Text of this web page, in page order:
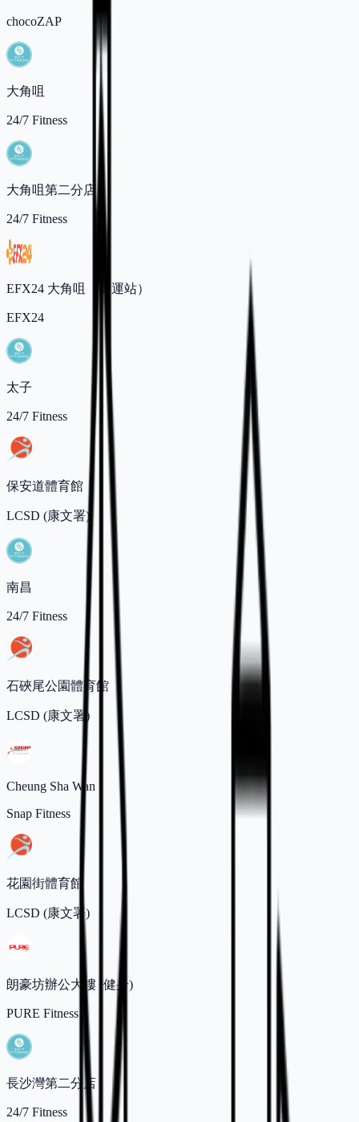
chocoZAP
大角咀
24/7 Fitness
大角咀第二分店
24/7 Fitness
EFX24 大角咀（奧運站）
EFX24
太子
24/7 Fitness
保安道體育館
LCSD (康文署)
南昌
24/7 Fitness
石硤尾公園體育館
LCSD (康文署)
Cheung Sha Wan
Snap Fitness
花園街體育館
LCSD (康文署)
朗豪坊辦公大樓 (健身)
PURE Fitness
長沙灣第二分店
24/7 Fitness